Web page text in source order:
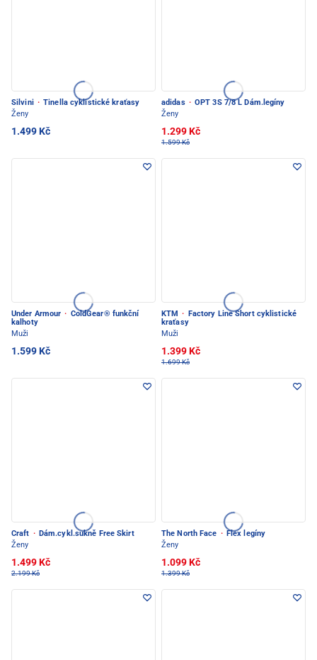
Silvini · Tinella cyklistické kraťasy
Ženy
1.499 Kč
adidas · OPT 3S 7/8 L Dám.legíny
Ženy
1.299 Kč
1.599 Kč
Under Armour · ColdGear® funkční
kalhoty
Muži
1.599 Kč
KTM ·
Factory Line Short cyklistické
kraťasy
Muži
1.399 Kč
1.699 Kč
Craft · Dám.cykl.sukně Free Skirt
Ženy
1.499 Kč
2.199 Kč
The North Face · Flex legíny
Ženy
1.099 Kč
1.399 Kč